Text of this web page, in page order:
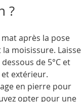
?
après la pose
moisissure. Laisse
de 5°C et
extérieur.
en pierre pour
opter pour une